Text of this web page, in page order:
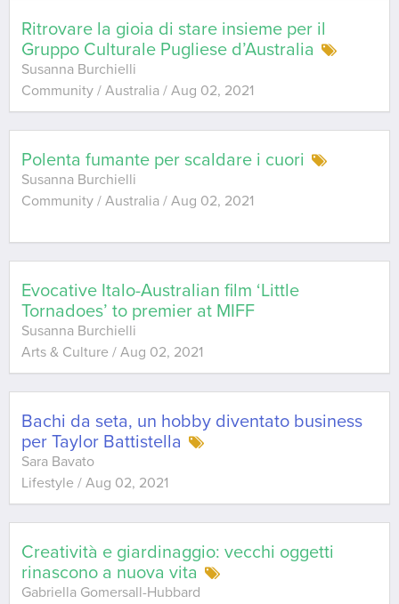
Ritrovare la gioia di stare insieme per il
Gruppo Culturale Pugliese d’Australia
Susanna Burchielli
Community / Australia / Aug 02, 2021
Polenta fumante per scaldare i cuori
Susanna Burchielli
Community / Australia / Aug 02, 2021
Evocative Italo-Australian film ‘Little
Tornadoes’ to premier at MIFF
Susanna Burchielli
Arts & Culture / Aug 02, 2021
Bachi da seta, un hobby diventato business
per Taylor Battistella
Sara Bavato
Lifestyle / Aug 02, 2021
Creatività e giardinaggio: vecchi oggetti
rinascono a nuova vita
Gabriella Gomersall-Hubbard